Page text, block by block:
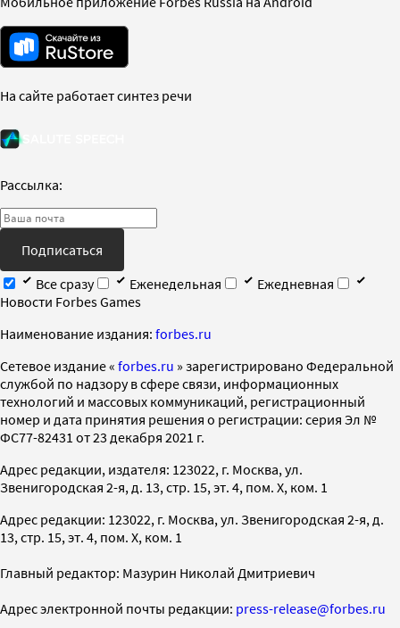
На сайте работает синтез речи
Рассылка:
Подписаться
Все сразу
Еженедельная
Ежедневная
Новости Forbes Games
Наименование издания: forbes.ru
Cетевое издание « forbes.ru » зарегистрировано Федеральной
службой по надзору в сфере связи, информационных
технологий и массовых коммуникаций, регистрационный
номер и дата принятия решения о регистрации: серия Эл №
ФС77-82431 от 23 декабря 2021 г.
Адрес редакции, издателя: 123022, г. Москва, ул.
Звенигородская 2-я, д. 13, стр. 15, эт. 4, пом. X, ком. 1
Адрес редакции: 123022, г. Москва, ул. Звенигородская 2-я, д.
13, стр. 15, эт. 4, пом. X, ком. 1
Главный редактор: Мазурин Николай Дмитриевич
Адрес электронной почты редакции: press-release@forbes.ru